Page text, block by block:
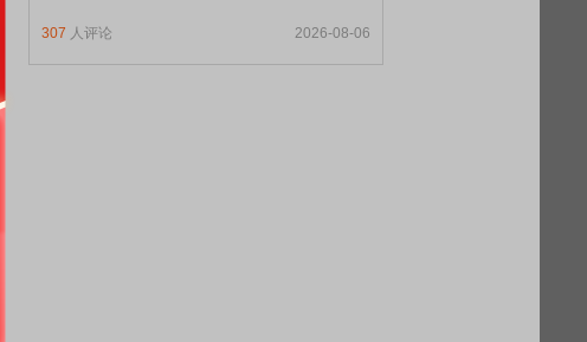
307 人评论 2026-08-06